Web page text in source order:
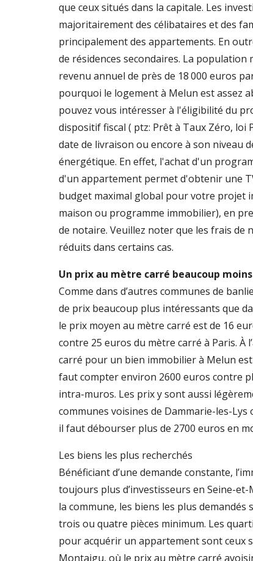
que ceux situés dans la capitale. Les
majoritairement des célibataires et des
principalement des appartements. En
de résidences secondaires. La population
revenu annuel de près de 18 000 euros
pourquoi le logement à Melun est assez
pouvez vous intéresser à l'éligibilité du
dispositif fiscal ( ptz: Prêt à Taux Zéro, loi
date de livraison ou encore à son niveau
énergétique. En effet, l'achat d'un
d'un appartement permet d'obtenir une
budget maximal global pour votre projet
maison ou programme immobilier), en
de notaire. Veuillez noter que les frais de
réduits dans certains cas.
Un prix au mètre carré beaucoup moins
Comme dans d’autres communes de
de prix beaucoup plus intéressants que
le prix moyen au mètre carré est de 16
contre 25 euros du mètre carré à Paris. À
carré pour un bien immobilier à Melun
faut compter environ 2600 euros contre
intra-muros. Les prix y sont aussi
communes voisines de Dammarie-les-Lys
il faut débourser plus de 2700 euros en
Les biens les plus recherchés
Bénéficiant d’une demande constante,
toujours plus d’investisseurs en Seine-et-
la commune, les biens les plus
trois ou quatre pièces minimum. Les
pour acquérir un appartement sont ceux
Montaigu, où le prix au mètre carré